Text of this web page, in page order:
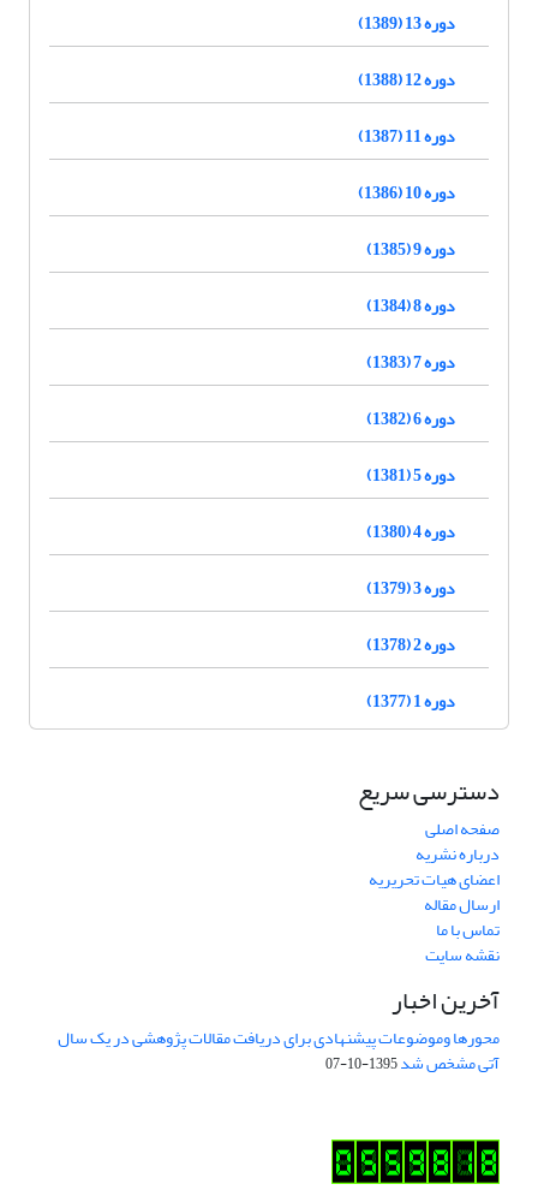
دوره 13 (1389)
دوره 12 (1388)
دوره 11 (1387)
دوره 10 (1386)
دوره 9 (1385)
دوره 8 (1384)
دوره 7 (1383)
دوره 6 (1382)
دوره 5 (1381)
دوره 4 (1380)
دوره 3 (1379)
دوره 2 (1378)
دوره 1 (1377)
دسترسی سریع
صفحه اصلی
درباره نشریه
اعضای هیات تحریریه
ارسال مقاله
تماس با ما
نقشه سایت
آخرین اخبار
محورها وموضوعات پیشنهادی برای دریافت مقالات پژوهشی در یک سال
آتی مشخص شد1395-10-07